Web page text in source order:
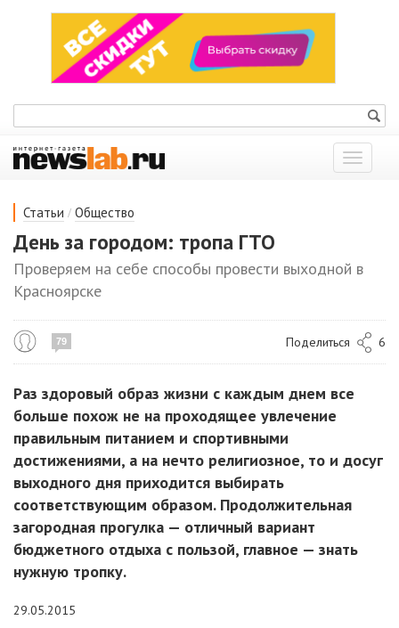
Показать
меню
Статьи / Общество
День за городом: тропа ГТО
Проверяем на себе способы провести выходной в
Красноярске
79 Поделиться 6
Раз здоровый образ жизни с каждым днем все
больше похож не на проходящее увлечение
правильным питанием и спортивными
достижениями, а на нечто религиозное, то и досуг
выходного дня приходится выбирать
соответствующим образом. Продолжительная
загородная прогулка — отличный вариант
бюджетного отдыха с пользой, главное — знать
нужную тропку.
29.05.2015